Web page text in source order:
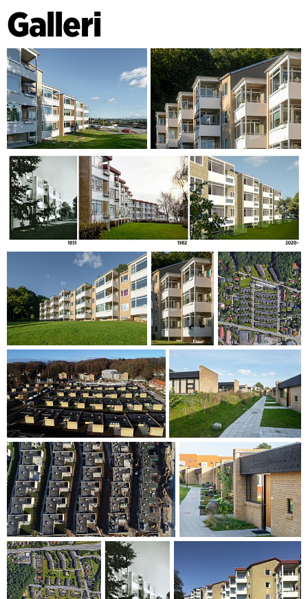
boligkvaliteter. Derfor bevares de og oppgraderes med mer
robuste materialer, slik at de blir permanente. Det brukes
blant annet gjenbruksstein fra de andre bygningene i
avdelingene.
På den måten underbygger prosjektet ambisjonen om en
skånsom renovering og styrket kvalitet, som vil vare langt
inn i fremtiden.
Galleri